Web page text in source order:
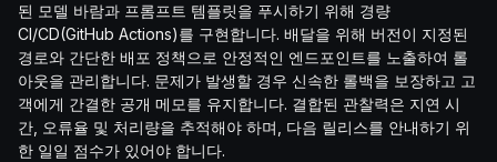
된 모델 바람과 프롬프트 템플릿을 푸시하기 위해 경량
CI/CD(GitHub Actions)를 구현합니다. 배달을 위해 버전이 지정된
경로와 간단한 배포 정책으로 안정적인 엔드포인트를 노출하여 롤
아웃을 관리합니다. 문제가 발생할 경우 신속한 롤백을 보장하고 고
객에게 간결한 공개 메모를 유지합니다. 결합된 관찰력은 지연 시
간, 오류율 및 처리량을 추적해야 하며, 다음 릴리스를 안내하기 위
한 일일 점수가 있어야 합니다.